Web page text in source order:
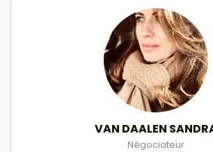
VAN DAALEN
Négociateur